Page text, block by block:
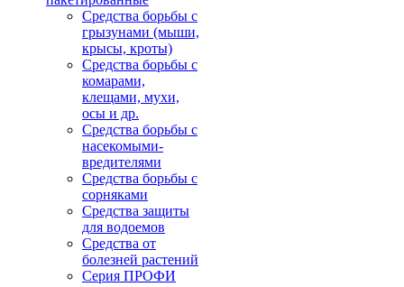
Средства борьбы с
грызунами (мыши,
крысы, кроты)
Средства борьбы с
комарами,
клещами, мухи,
осы и др.
Средства борьбы с
насекомыми-
вредителями
Средства борьбы с
сорняками
Средства защиты
для водоемов
Средства от
болезней растений
Серия ПРОФИ